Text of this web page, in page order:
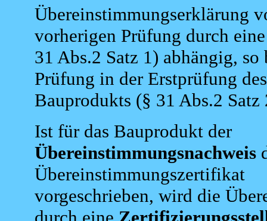
Übereinstimmungserklärung
vorherigen Prüfung durch
31 Abs.2 Satz 1) abhängig, so
Prüfung in der Erstprüfung des
Bauprodukts (§ 31 Abs.2 Satz
Ist für das Bauprodukt der
Übereinstimmungsnachweis
Übereinstimmungszertifikat
vorgeschrieben, wird die